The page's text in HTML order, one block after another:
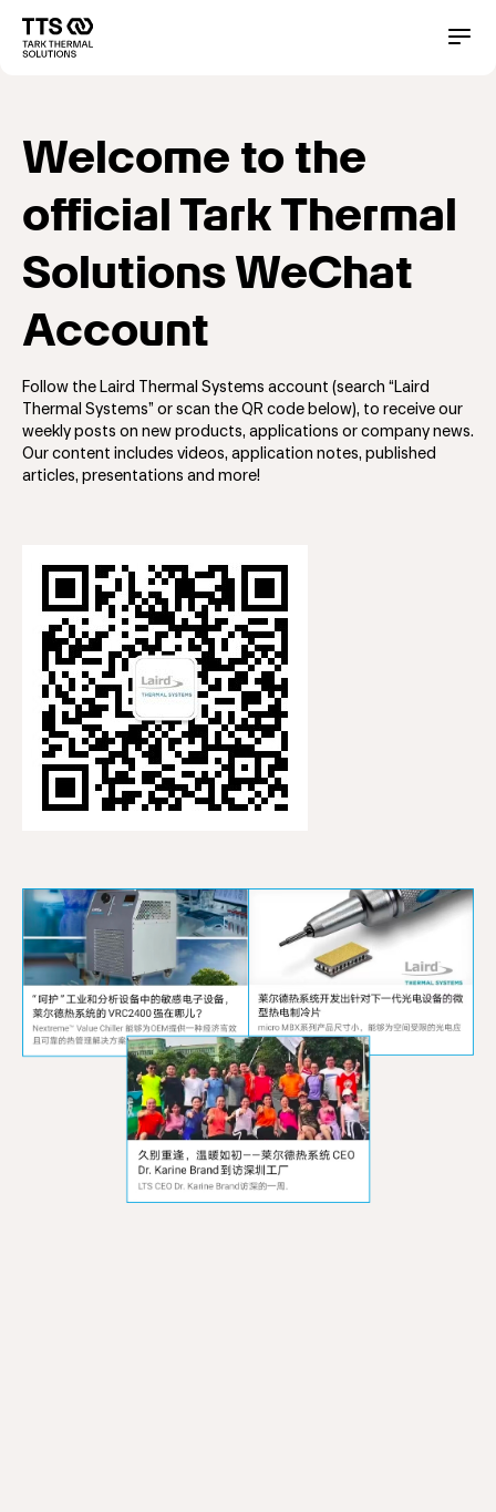
zum
Inhalt
Welcome to the
official Tark Thermal
Solutions WeChat
Account
Follow the Laird Thermal Systems account (search “Laird
Thermal Systems” or scan the QR code below), to receive our
weekly posts on new products, applications or company news.
Our content includes videos, application notes, published
articles, presentations and more!